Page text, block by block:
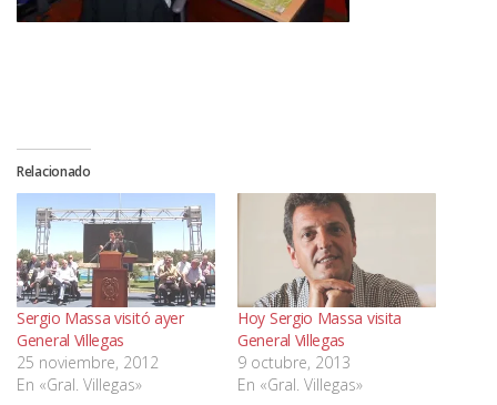
Relacionado
Sergio Massa visitó ayer
General Villegas
25 noviembre, 2012
En «Gral. Villegas»
Hoy Sergio Massa visita
General Villegas
9 octubre, 2013
En «Gral. Villegas»